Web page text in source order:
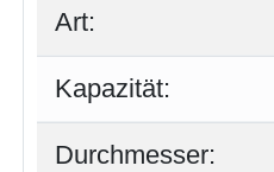
Art:
Kapazität:
Durchmesser: